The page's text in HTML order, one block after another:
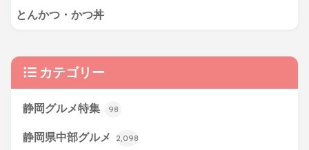
とんかつ・かつ丼
カテゴリー
静岡グルメ特集 98
静岡県中部グルメ 2,098